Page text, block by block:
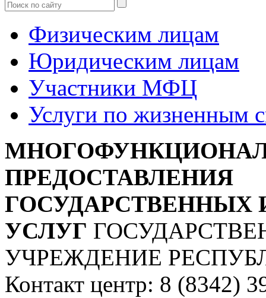
Физическим лицам
Юридическим лицам
Участники МФЦ
Услуги по жизненным
ПРЕДОСТАВЛЕНИЯ
УСЛУГ
УЧРЕЖДЕНИЕ
Контакт центр: 8 (8342)